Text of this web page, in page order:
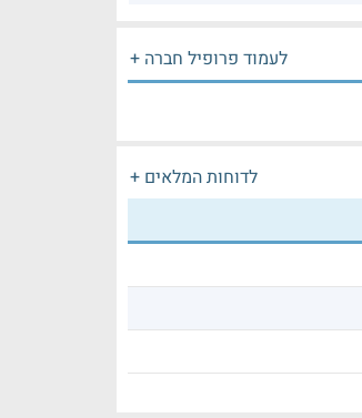
לעמוד פרופיל חברה +
לדוחות המלאים +